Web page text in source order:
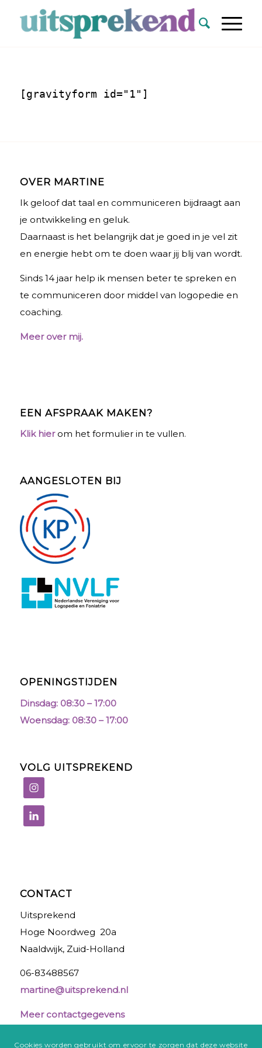
[gravityform id="1"]
OVER MARTINE
Ik geloof dat taal en communiceren bijdraagt aan
je ontwikkeling en geluk.
Daarnaast is het belangrijk dat je goed in je vel zit
en energie hebt om te doen waar jij blij van wordt.
Sinds 14 jaar help ik mensen beter te spreken en
te communiceren door middel van logopedie en
coaching.
Meer over mij.
EEN AFSPRAAK MAKEN?
Klik hier om het formulier in te vullen.
AANGESLOTEN BIJ
OPENINGSTIJDEN
Dinsdag: 08:30 – 17:00
Woensdag: 08:30 – 17:00
VOLG UITSPREKEND
CONTACT
Uitsprekend
Hoge Noordweg 20a
Naaldwijk, Zuid-Holland
06-83488567
martine@uitsprekend.nl
Meer contactgegevens
Cookies worden gebruikt om ervoor te zorgen dat deze website